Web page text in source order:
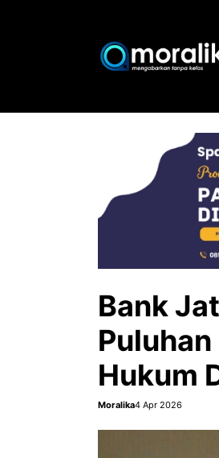
Bank
Hukum
Moralika4 Apr 2026